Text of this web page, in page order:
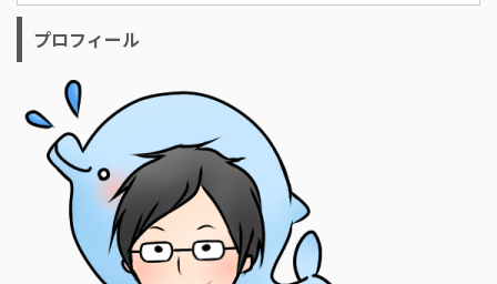
プロフィール